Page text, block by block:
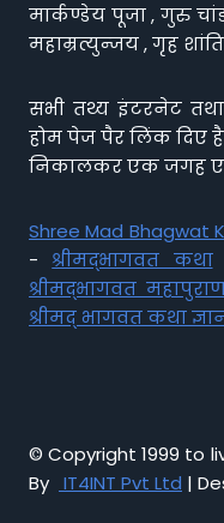
मार्कण्डेय पूजा , गुरु
महाम्रत्युन्जय , गृह
सभी तथ्य इंटरनेट
होम पेज पैर लिंक दिए
निकालकर एक जगह
Shree Mad Bhagwat
- श्रीमद्भागवत कथा
श्रीमद्भागवत
श्रीमद् भागवत कथा
© Copyright 1999 to
By IT4INT Pvt Ltd |